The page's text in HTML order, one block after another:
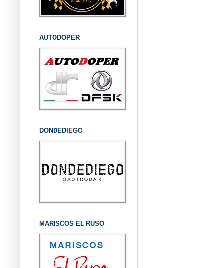
AUTODOPER
DONDEDIEGO
MARISCOS EL RUSO